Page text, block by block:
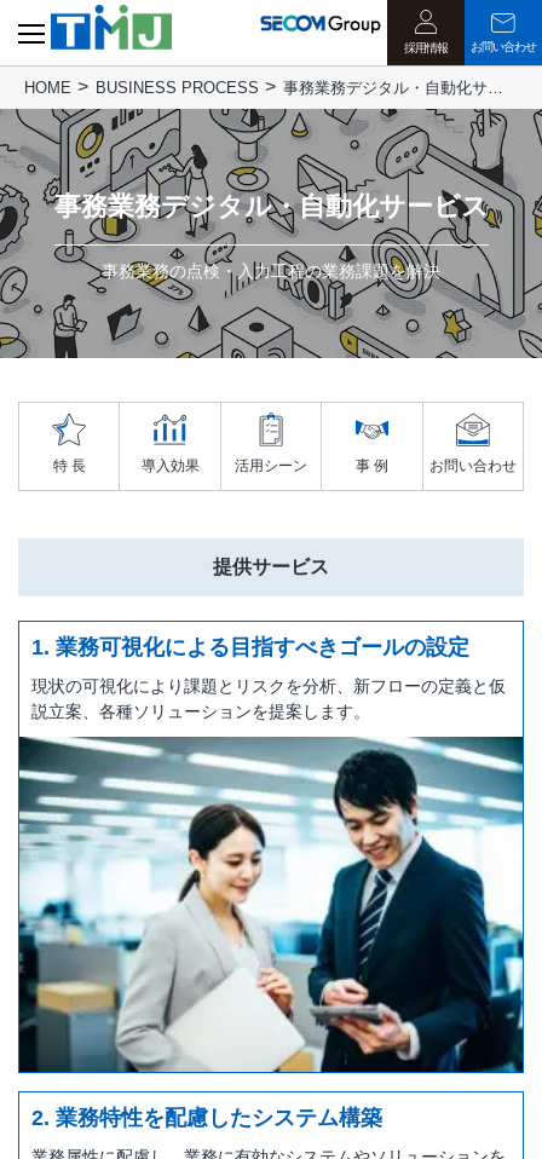
採用情報 お問い合わせ
HOME BUSINESS PROCESS 事務業務デジタル・自動化サービス
事務業務デジタル・自動化サービス
事務業務の点検・入力工程の業務課題を解決
特 長 導入効果 活用シーン 事 例 お問い合わせ
提供サービス
1. 業務可視化による目指すべきゴールの設定
現状の可視化により課題とリスクを分析、新フローの定義と仮
説立案、各種ソリューションを提案します。
2. 業務特性を配慮したシステム構築